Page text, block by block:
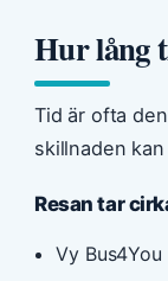
Hur lång
Tid är ofta
skillnaden
Resan tar
Vy